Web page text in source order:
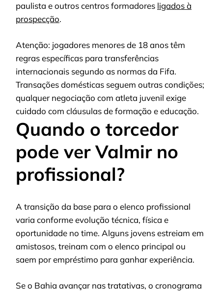
paulista e outros centros formadores ligados à
prospecção.
Atenção: jogadores menores de 18 anos têm
regras específicas para transferências
internacionais segundo as normas da Fifa.
Transações domésticas seguem outras condições;
qualquer negociação com atleta juvenil exige
cuidado com cláusulas de formação e educação.
Quando o torcedor
pode ver Valmir no
profissional?
A transição da base para o elenco profissional
varia conforme evolução técnica, física e
oportunidade no time. Alguns jovens estreiam em
amistosos, treinam com o elenco principal ou
saem por empréstimo para ganhar experiência.
Se o Bahia avançar nas tratativas, o cronograma